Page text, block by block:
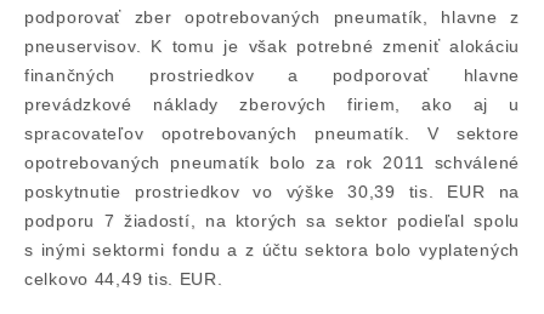
podporovať zber opotrebovaných pneumatík, hlavne z
pneuservisov. K tomu je však potrebné zmeniť alokáciu
finančných prostriedkov a podporovať hlavne
prevádzkové náklady zberových firiem, ako aj u
spracovateľov opotrebovaných pneumatík. V sektore
opotrebovaných pneumatík bolo za rok 2011 schválené
poskytnutie prostriedkov vo výške 30,39 tis. EUR na
podporu 7 žiadostí, na ktorých sa sektor podieľal spolu
s inými sektormi fondu a z účtu sektora bolo vyplatených
celkovo 44,49 tis. EUR.